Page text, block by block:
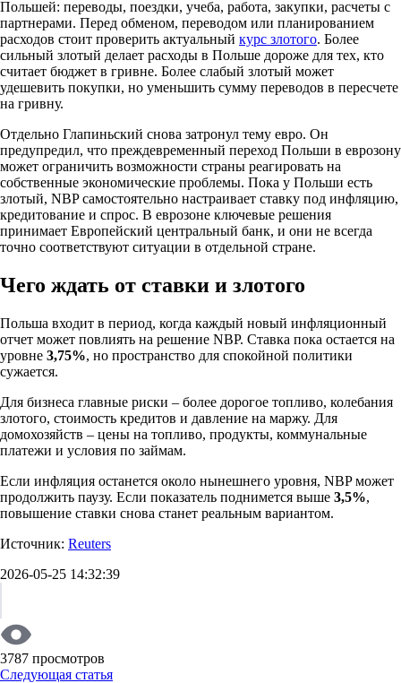
Польшей: переводы, поездки, учеба, работа, закупки, расчеты с
партнерами. Перед обменом, переводом или планированием
расходов стоит проверить актуальный курс злотого. Более
сильный злотый делает расходы в Польше дороже для тех, кто
считает бюджет в гривне. Более слабый злотый может
удешевить покупки, но уменьшить сумму переводов в пересчете
на гривну.
Отдельно Глапиньский снова затронул тему евро. Он
предупредил, что преждевременный переход Польши в еврозону
может ограничить возможности страны реагировать на
собственные экономические проблемы. Пока у Польши есть
злотый, NBP самостоятельно настраивает ставку под инфляцию,
кредитование и спрос. В еврозоне ключевые решения
принимает Европейский центральный банк, и они не всегда
точно соответствуют ситуации в отдельной стране.
Чего ждать от ставки и злотого
Польша входит в период, когда каждый новый инфляционный
отчет может повлиять на решение NBP. Ставка пока остается на
уровне 3,75%, но пространство для спокойной политики
сужается.
Для бизнеса главные риски – более дорогое топливо, колебания
злотого, стоимость кредитов и давление на маржу. Для
домохозяйств – цены на топливо, продукты, коммунальные
платежи и условия по займам.
Если инфляция останется около нынешнего уровня, NBP может
продолжить паузу. Если показатель поднимется выше 3,5%,
повышение ставки снова станет реальным вариантом.
Источник: Reuters
2026-05-25 14:32:39
3787 просмотров
Следующая статья